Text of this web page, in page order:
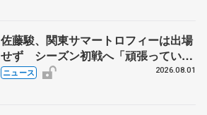
佐藤駿、関東サマートロフィーは出場
せず シーズン初戦へ「頑張っていき
ます」
ニュース 2026.08.01